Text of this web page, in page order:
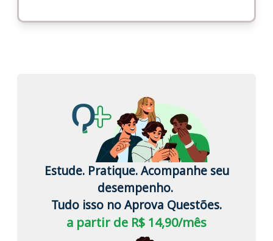
Estude. Pratique. Acompanhe seu
desempenho.
Tudo isso no Aprova Questões.
a partir de R$ 14,90/mês